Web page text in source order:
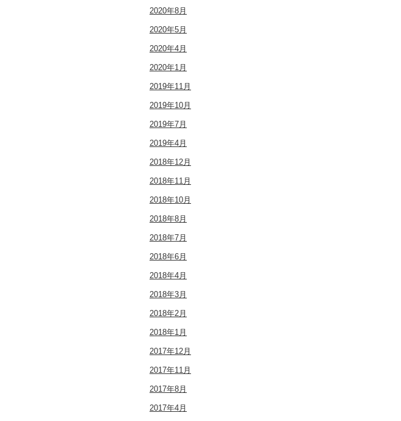
2020年8月
2020年5月
2020年4月
2020年1月
2019年11月
2019年10月
2019年7月
2019年4月
2018年12月
2018年11月
2018年10月
2018年8月
2018年7月
2018年6月
2018年4月
2018年3月
2018年2月
2018年1月
2017年12月
2017年11月
2017年8月
2017年4月